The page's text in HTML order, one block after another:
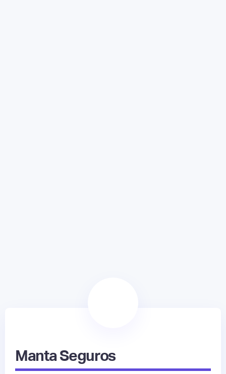
Manta Seguros